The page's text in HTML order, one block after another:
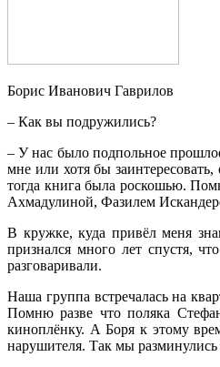
Борис Иванович Гаврилов
– Как вы подружились?
– У нас было подпольное
мне или хотя бы
тогда книга была роскошью.
Ахмадулиной, Фазилем
В кружке, куда привёл меня
признался много лет спустя,
разговаривали.
Наша группа встречалась на
Помню разве что поляка
киноплёнку. А Боря к этому
нарушителя. Так мы